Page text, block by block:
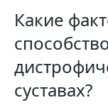
Какие
суставах?